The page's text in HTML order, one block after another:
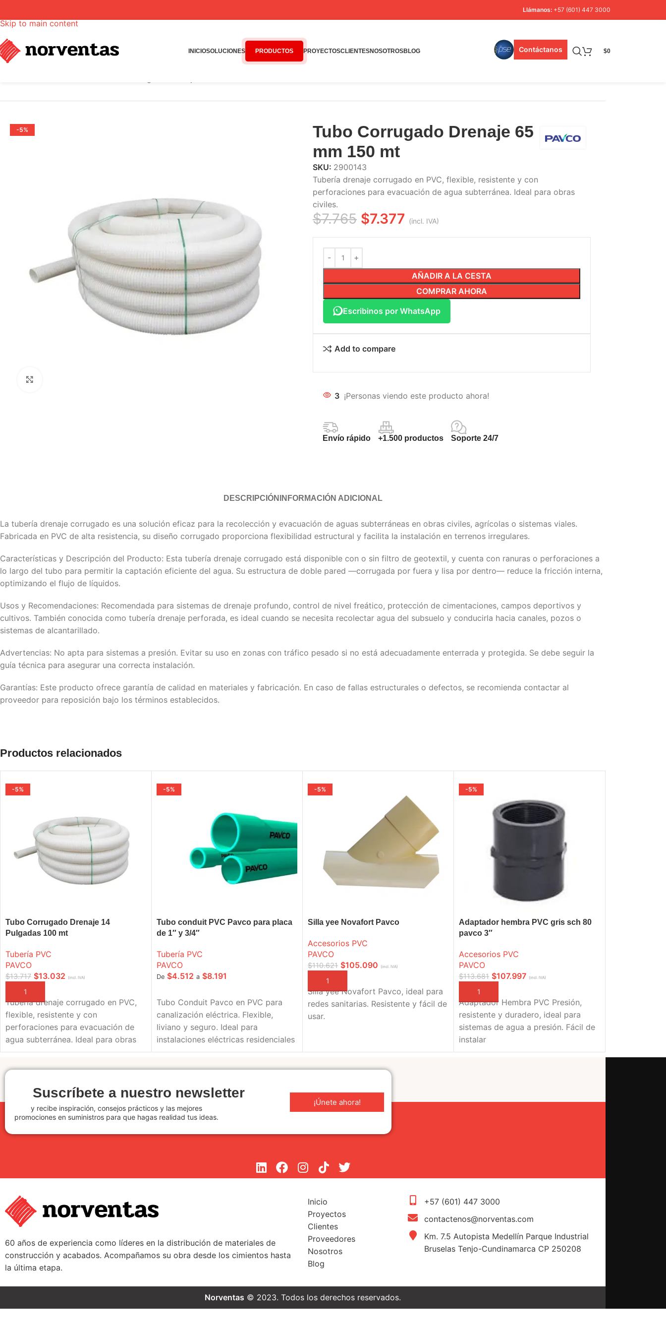
Skip to main content
Llámanos: +57 (601) 447 3000
INICIOSOLUCIONES PRODUCTOS PROYECTOSCLIENTESNOSOTROSBLOG Contáctanos $0
-5%
Tubo Corrugado Drenaje 65
mm 150 mt
SKU: 2900143
Tubería drenaje corrugado en PVC, flexible, resistente y con
perforaciones para evacuación de agua subterránea. Ideal para obras
civiles.
$7.765 $7.377 (incl. IVA)
AÑADIR A LA CESTA
COMPRAR AHORA
Escribinos por WhatsApp
Add to compare
3 ¡Personas viendo este producto ahora!
Envío rápido +1.500 productos Soporte 24/7
DESCRIPCIÓN INFORMACIÓN ADICIONAL
La tubería drenaje corrugado es una solución eficaz para la recolección y evacuación de aguas subterráneas en obras civiles, agrícolas o sistemas viales.
Fabricada en PVC de alta resistencia, su diseño corrugado proporciona flexibilidad estructural y facilita la instalación en terrenos irregulares.
Características y Descripción del Producto: Esta tubería drenaje corrugado está disponible con o sin filtro de geotextil, y cuenta con ranuras o perforaciones a
lo largo del tubo para permitir la captación eficiente del agua. Su estructura de doble pared —corrugada por fuera y lisa por dentro— reduce la fricción interna,
optimizando el flujo de líquidos.
Usos y Recomendaciones: Recomendada para sistemas de drenaje profundo, control de nivel freático, protección de cimentaciones, campos deportivos y
cultivos. También conocida como tubería drenaje perforada, es ideal cuando se necesita recolectar agua del subsuelo y conducirla hacia canales, pozos o
sistemas de alcantarillado.
Advertencias: No apta para sistemas a presión. Evitar su uso en zonas con tráfico pesado si no está adecuadamente enterrada y protegida. Se debe seguir la
guía técnica para asegurar una correcta instalación.
Garantías: Este producto ofrece garantía de calidad en materiales y fabricación. En caso de fallas estructurales o defectos, se recomienda contactar al
proveedor para reposición bajo los términos establecidos.
Productos relacionados
-5%
Tubo Corrugado Drenaje 14
Pulgadas 100 mt
Tubería PVC
PAVCO
$13.717 $13.032 (incl. IVA)
AÑADIR A LA CESTA
Tubería drenaje corrugado en PVC,
flexible, resistente y con
perforaciones para evacuación de
agua subterránea. Ideal para obras
civiles.
-5%
Tubo conduit PVC Pavco para placa
de 1″ y 3/4″
Tubería PVC
PAVCO
De $4.512 a $8.191
Tubo Conduit Pavco en PVC para
canalización eléctrica. Flexible,
liviano y seguro. Ideal para
instalaciones eléctricas residenciales
o industriales.
-5%
Silla yee Novafort Pavco
Accesorios PVC
PAVCO
$110.621 $105.090 (incl. IVA)
AÑADIR A LA CESTA
Silla yee Novafort Pavco, ideal para
redes sanitarias. Resistente y fácil de
usar.
-5%
Adaptador hembra PVC gris sch 80
pavco 3″
Accesorios PVC
PAVCO
$113.681 $107.997 (incl. IVA)
AÑADIR A LA CESTA
Adaptador Hembra PVC Presión,
resistente y duradero, ideal para
sistemas de agua a presión. Fácil de
instalar
Suscríbete a nuestro newsletter
y recibe inspiración, consejos prácticos y las mejores
promociones en suministros para que hagas realidad tus ideas.
¡Únete ahora!
60 años de experiencia como líderes en la distribución de materiales de
construcción y acabados. Acompañamos su obra desde los cimientos hasta
la última etapa.
Inicio
Proyectos
Clientes
Proveedores
Nosotros
Blog
+57 (601) 447 3000
contactenos@norventas.com
Km. 7.5 Autopista Medellín Parque Industrial
Bruselas Tenjo-Cundinamarca CP 250208
Norventas © 2023. Todos los derechos reservados.